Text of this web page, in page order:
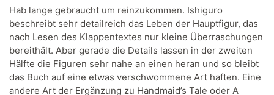
Hab lange gebraucht um reinzukommen. Ishiguro
beschreibt sehr detailreich das Leben der Hauptfigur, das
nach Lesen des Klappentextes nur kleine Überraschungen
bereithält. Aber gerade die Details lassen in der zweiten
Hälfte die Figuren sehr nahe an einen heran und so bleibt
das Buch auf eine etwas verschwommene Art haften. Eine
andere Art der Ergänzung zu Handmaid’s Tale oder A